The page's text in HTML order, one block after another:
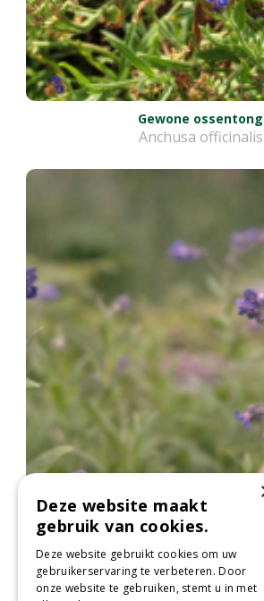
Gewone ossentong
Anchusa officinalis
Himalaya-hondstong
Cynoglossum
Deze website maakt
gebruik van cookies.
Deze website gebruikt cookies om uw
gebruikerservaring te verbeteren. Door
onze website te gebruiken, stemt u in met